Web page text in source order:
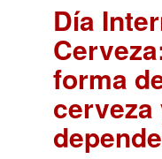
Día
forma
cerveza